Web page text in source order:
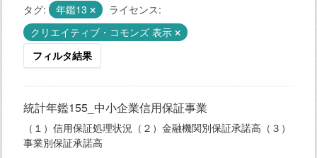
タグ: 年鑑13
ライセンス:
クリエイティブ・コモンズ 表示
フィルタ結果
統計年鑑155_中小企業信用保証事業
（１）信用保証処理状況（２）金融機関別保証承諾高（３）
事業別保証承諾高